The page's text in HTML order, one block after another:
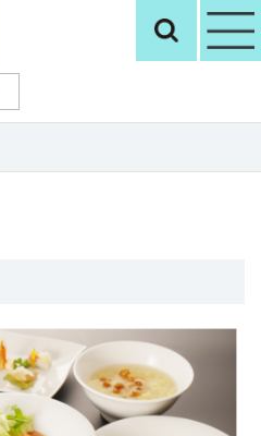
観光いばらき検